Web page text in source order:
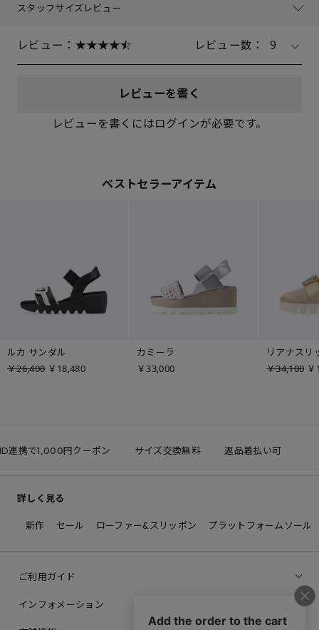
スタッフサイズレビュー
レビュー： レビュー数： 9
レビューを書く
レビューを書くにはログインが必要です。
ベストセラーアイテム
ルカ サンダル
￥26,400 ￥18,480
カミーラ
￥33,000
リアナスリ
￥34,100
携で1,000円クーポン サイズ交換無料 返品着払い可
詳しく見る
新作 セール ローファー&スリッポン プラットフォームソール
ご利用ガイド
インフォメーション